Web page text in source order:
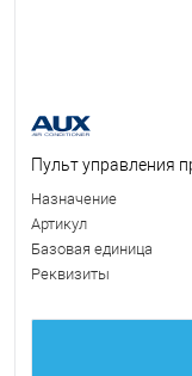
Пульт управления
Назначение
Артикул
Базовая единица
Реквизиты